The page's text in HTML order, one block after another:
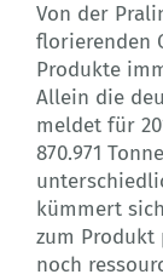
Von der
florierenden
Produkte
Allein die
meldet für
870.971
kümmert
zum Produkt
noch